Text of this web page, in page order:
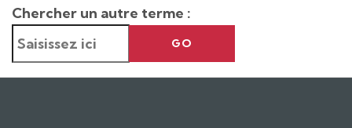
Chercher un autre terme :
GO